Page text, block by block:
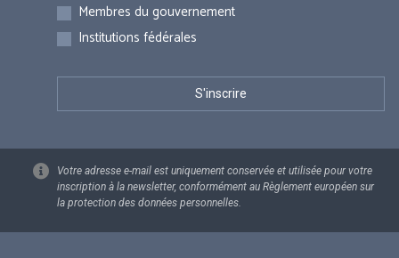
Membres du gouvernement
Institutions fédérales
Votre adresse e-mail est uniquement conservée et utilisée pour votre
inscription à la newsletter, conformément au Règlement européen sur
la protection des données personnelles.